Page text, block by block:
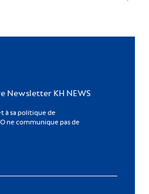
Newsletter KH NEWS
à sa politique de
ne communique pas de